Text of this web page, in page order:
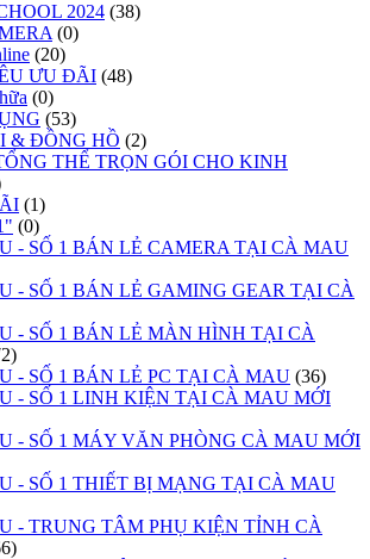
2024 (38)
(0)
(20)
ƯU ĐÃI (48)
(0)
(53)
& ĐỒNG HỒ (2)
THỂ TRỌN GÓI CHO KINH
(1)
(0)
- SỐ 1 BÁN LẺ CAMERA TẠI CÀ MAU
- SỐ 1 BÁN LẺ GAMING GEAR TẠI CÀ
- SỐ 1 BÁN LẺ MÀN HÌNH TẠI CÀ
- SỐ 1 BÁN LẺ PC TẠI CÀ MAU (36)
- SỐ 1 LINH KIỆN TẠI CÀ MAU MỚI
- SỐ 1 MÁY VĂN PHÒNG CÀ MAU MỚI
- SỐ 1 THIẾT BỊ MẠNG TẠI CÀ MAU
- TRUNG TÂM PHỤ KIỆN TỈNH CÀ